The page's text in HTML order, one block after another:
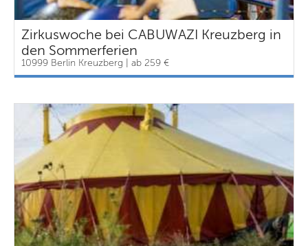
Zirkuswoche bei CABUWAZI Kreuzberg in
den Sommerferien
10999 Berlin Kreuzberg | ab 259 €